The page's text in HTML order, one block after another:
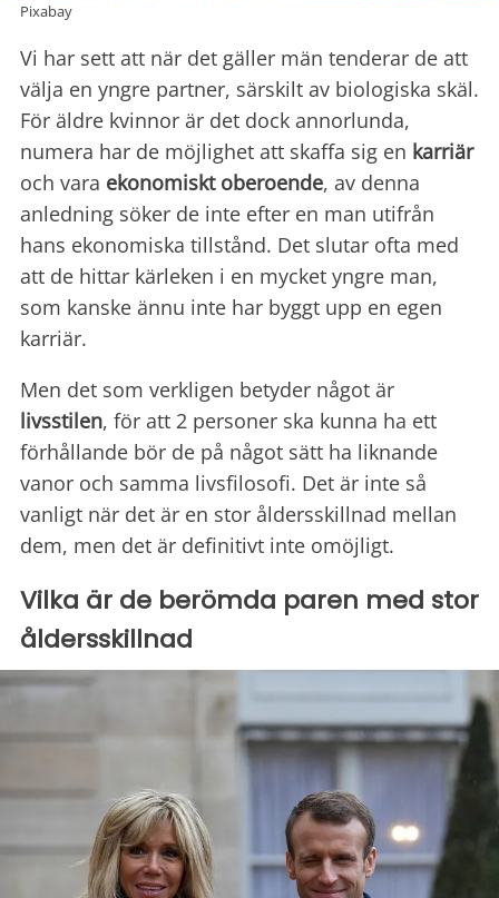
Pixabay
Vi har sett att när det gäller män tenderar de att
välja en yngre partner, särskilt av biologiska skäl.
För äldre kvinnor är det dock annorlunda,
numera har de möjlighet att skaffa sig en karriär
och vara ekonomiskt oberoende, av denna
anledning söker de inte efter en man utifrån
hans ekonomiska tillstånd. Det slutar ofta med
att de hittar kärleken i en mycket yngre man,
som kanske ännu inte har byggt upp en egen
karriär.
Men det som verkligen betyder något är
livsstilen, för att 2 personer ska kunna ha ett
förhållande bör de på något sätt ha liknande
vanor och samma livsfilosofi. Det är inte så
vanligt när det är en stor åldersskillnad mellan
dem, men det är definitivt inte omöjligt.
Vilka är de berömda paren med stor
åldersskillnad